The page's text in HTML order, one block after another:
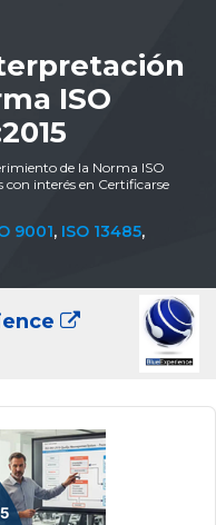
ISO
de la Norma ISO
con interés en Certificarse
9001, ISO 13485,